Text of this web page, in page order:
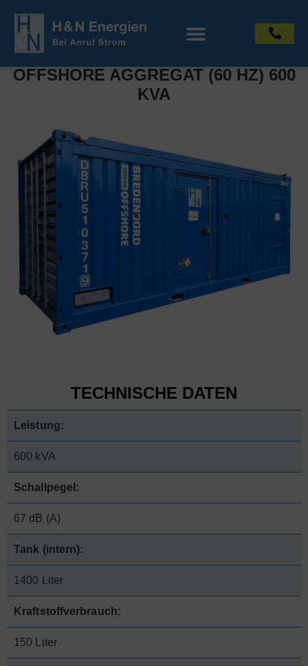
OFFSHORE AGGREGAT (60 HZ) 600
KVA
TECHNISCHE DATEN
Leistung:
600 kVA
Schallpegel:
67 dB (A)
Tank (intern):
1400 Liter
Kraftstoffverbrauch:
150 Liter